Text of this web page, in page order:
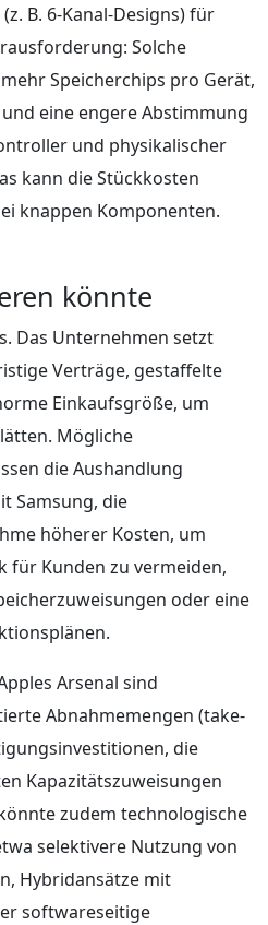
B. 6-Kanal-Designs) für
Solche
Speicherchips pro Gerät,
eine engere Abstimmung
und physikalischer
kann die Stückkosten
knappen Komponenten.
könnte
Das Unternehmen setzt
Verträge, gestaffelte
Einkaufsgröße, um
Mögliche
die Aushandlung
Samsung, die
höherer Kosten, um
für Kunden zu vermeiden,
oder eine
Arsenal sind
Abnahmemengen (take-
die
Kapazitätszuweisungen
zudem technologische
selektivere Nutzung von
Hybridansätze mit
softwareseitige